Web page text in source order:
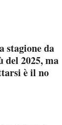
stagione da
del 2025, ma
è il no